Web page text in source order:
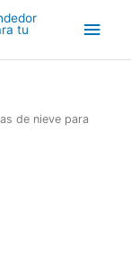
de nieve para